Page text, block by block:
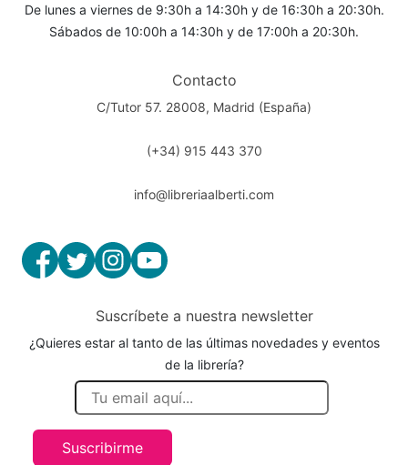
De lunes a viernes de 9:30h a 14:30h y de 16:30h a 20:30h.
Sábados de 10:00h a 14:30h y de 17:00h a 20:30h.
Contacto
C/Tutor 57. 28008, Madrid (España)
(+34) 915 443 370
info@libreriaalberti.com
Suscríbete a nuestra newsletter
¿Quieres estar al tanto de las últimas novedades y eventos
de la librería?
Suscribirme